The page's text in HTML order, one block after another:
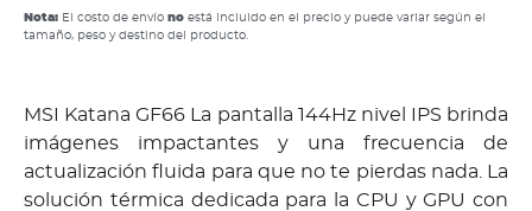
Nota: El costo de envío no está incluido en el precio y puede variar según el
tamaño, peso y destino del producto.
MSI Katana GF66 La pantalla 144Hz nivel IPS brinda
imágenes impactantes y una frecuencia de
actualización fluida para que no te pierdas nada. La
solución térmica dedicada para la CPU y GPU con